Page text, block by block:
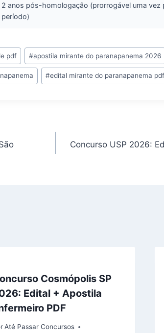
2 anos pós-homologação (prorrogável uma vez
período)
pdf #apostila mirante do paranapanema 2026
#edital mirante do paranapanema pdf
Concurso USP 2026:
Cosmópolis SP
Edital + Apostila
PDF
Até Passar Concursos